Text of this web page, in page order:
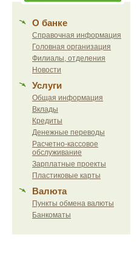
О банке
Справочная информация
Головная организация
Филиалы, отделения
Новости
Услуги
Общая информация
Вклады
Кредиты
Денежные переводы
Расчетно-кассовое
обслуживание
Зарплатные проекты
Пластиковые карты
Валюта
Пункты обмена валюты
Банкоматы